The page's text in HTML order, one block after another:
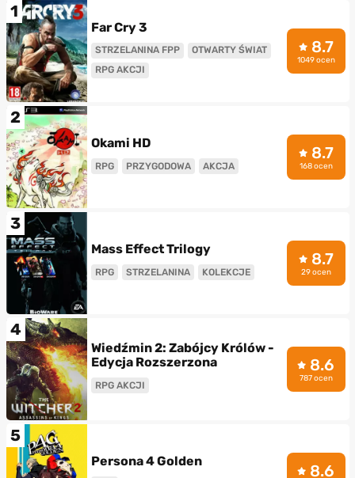
1
Far Cry 3
STRZELANINA FPP
OTWARTY ŚWIAT
RPG AKCJI
8.7
1049 ocen
2
Okami HD
RPG PRZYGODOWA AKCJA
8.7
168 ocen
3
Mass Effect Trilogy
RPG STRZELANINA KOLEKCJE
8.7
29 ocen
4
Wiedźmin 2: Zabójcy Królów -
Edycja Rozszerzona
RPG AKCJI
8.6
787 ocen
5
Persona 4 Golden 8.6